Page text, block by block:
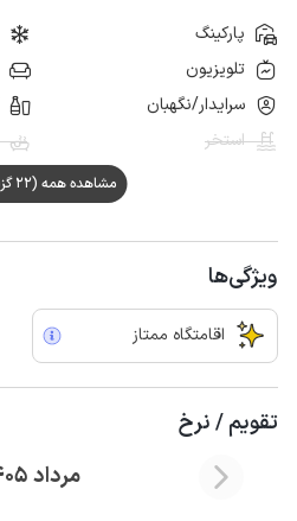
پارکینگ
تلویزیون
سرایدار/نگهبان
استخر
مشاهده همه (22 گزینه)
ویژگی‌ها
اقامتگاه ممتاز
تقویم / نرخ
مرداد 1405